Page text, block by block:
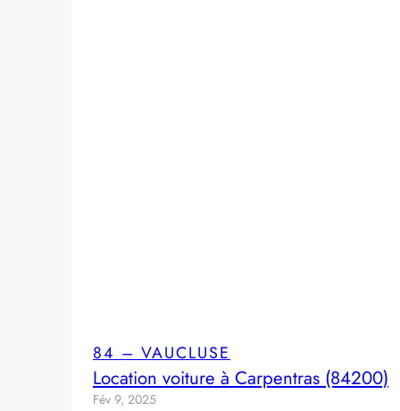
84 – VAUCLUSE
Location voiture à Carpentras (84200)
Fév 9, 2025